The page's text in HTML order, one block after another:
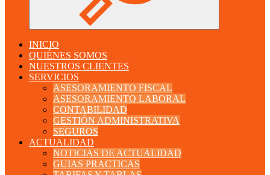
INICIO
QUIÉNES SOMOS
NUESTROS CLIENTES
SERVICIOS
ASESORAMIENTO FISCAL
ASESORAMIENTO LABORAL
CONTABILIDAD
GESTIÓN ADMINISTRATIVA
SEGUROS
ACTUALIDAD
NOTICIAS DE ACTUALIDAD
GUIAS PRACTICAS